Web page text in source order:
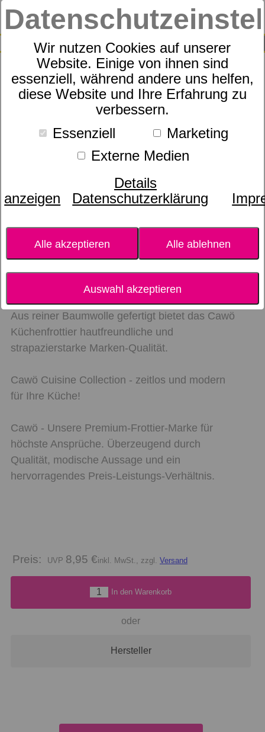
Wir nutzen Cookies auf unserer
Website. Einige von ihnen sind
essenziell, während andere uns helfen,
diese Website und Ihre Erfahrung zu
verbessern.
Essenziell
Marketing
Externe Medien
Details
anzeigen
Datenschutzerklärung
Alle akzeptieren Alle ablehnen
Auswahl akzeptieren
SUCHE
0
Pro Cuisine - türkis
präsentieren sich in Hoch-Tief-Optik.
Aus reiner Baumwolle gefertigt bietet das Cawö
Küchenfrottier hautfreundliche und
strapazierstarke Marken-Qualität.
Cawö Cuisine Collection - zeitlos und modern
für Ihre Küche!
Cawö - Unsere Premium-Frottier-Marke für
höchste Ansprüche. Überzeugend durch
Qualität, modische Aussage und ein
hervorragendes Preis-Leistungs-Verhältnis.
Preis: 8,95 €inkl. MwSt., zzgl. Versand
In den Warenkorb
oder
Hersteller